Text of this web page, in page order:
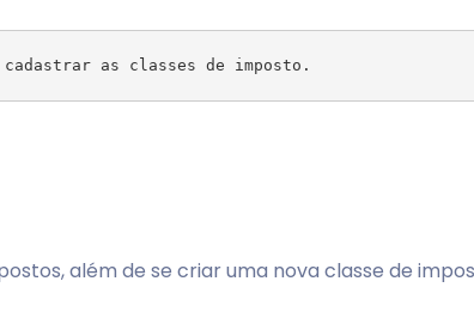
além de se criar uma nova classe de